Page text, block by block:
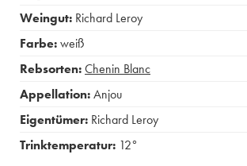
Weingut: Richard Leroy
Farbe:weiß
Rebsorten:Chenin Blanc
Appellation:Anjou
Eigentümer: Richard Leroy
Trinktemperatur: 12°